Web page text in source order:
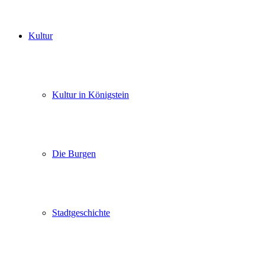
Kultur
Kultur in Königstein
Die Burgen
Stadtgeschichte